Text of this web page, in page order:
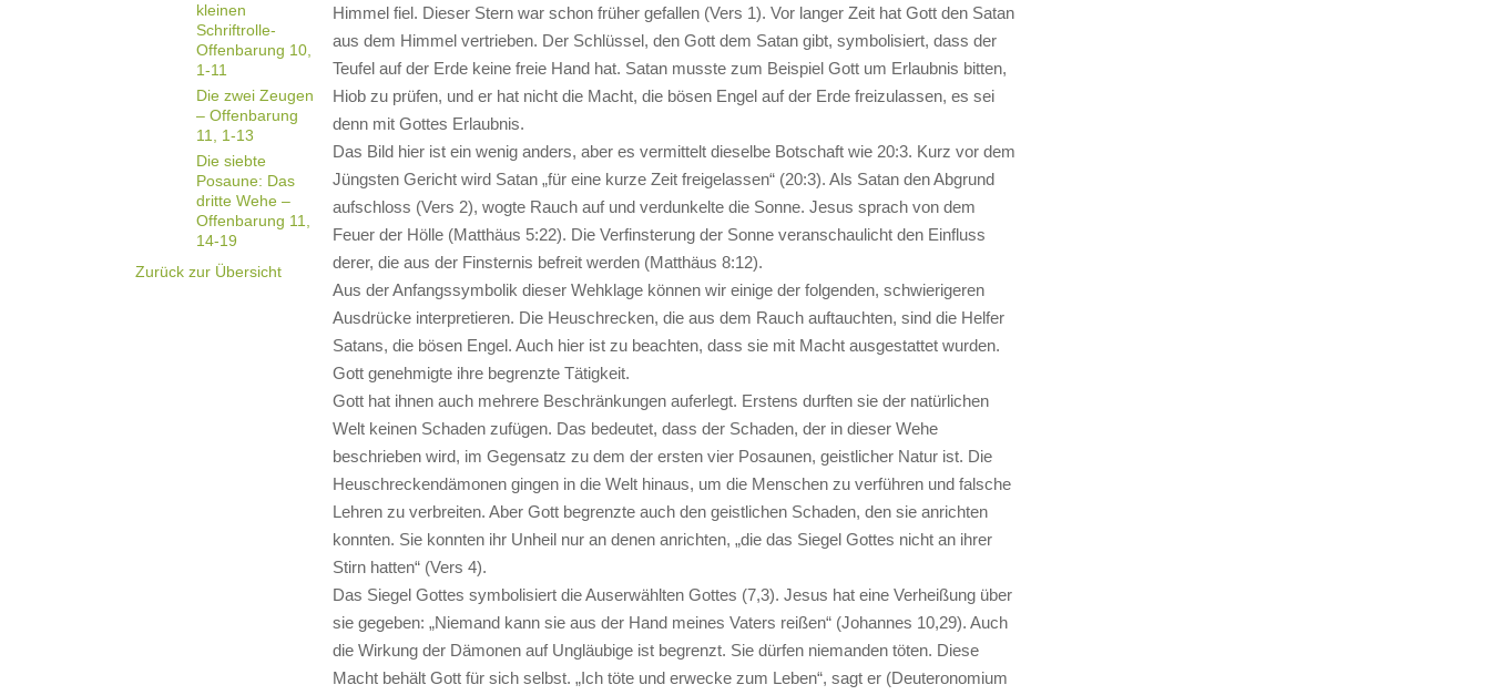
kleinen
Schriftrolle-
Offenbarung 10,
1-11
Die zwei Zeugen
– Offenbarung
11, 1-13
Die siebte
Posaune: Das
dritte Wehe –
Offenbarung 11,
14-19
Zurück zur Übersicht
Himmel fiel. Dieser Stern war schon früher gefallen (Vers 1). Vor langer Zeit hat Gott den Satan
aus dem Himmel vertrieben. Der Schlüssel, den Gott dem Satan gibt, symbolisiert, dass der
Teufel auf der Erde keine freie Hand hat. Satan musste zum Beispiel Gott um Erlaubnis bitten,
Hiob zu prüfen, und er hat nicht die Macht, die bösen Engel auf der Erde freizulassen, es sei
denn mit Gottes Erlaubnis.
Das Bild hier ist ein wenig anders, aber es vermittelt dieselbe Botschaft wie 20:3. Kurz vor dem
Jüngsten Gericht wird Satan „für eine kurze Zeit freigelassen“ (20:3). Als Satan den Abgrund
aufschloss (Vers 2), wogte Rauch auf und verdunkelte die Sonne. Jesus sprach von dem
Feuer der Hölle (Matthäus 5:22). Die Verfinsterung der Sonne veranschaulicht den Einfluss
derer, die aus der Finsternis befreit werden (Matthäus 8:12).
Aus der Anfangssymbolik dieser Wehklage können wir einige der folgenden, schwierigeren
Ausdrücke interpretieren. Die Heuschrecken, die aus dem Rauch auftauchten, sind die Helfer
Satans, die bösen Engel. Auch hier ist zu beachten, dass sie mit Macht ausgestattet wurden.
Gott genehmigte ihre begrenzte Tätigkeit.
Gott hat ihnen auch mehrere Beschränkungen auferlegt. Erstens durften sie der natürlichen
Welt keinen Schaden zufügen. Das bedeutet, dass der Schaden, der in dieser Wehe
beschrieben wird, im Gegensatz zu dem der ersten vier Posaunen, geistlicher Natur ist. Die
Heuschreckendämonen gingen in die Welt hinaus, um die Menschen zu verführen und falsche
Lehren zu verbreiten. Aber Gott begrenzte auch den geistlichen Schaden, den sie anrichten
konnten. Sie konnten ihr Unheil nur an denen anrichten, „die das Siegel Gottes nicht an ihrer
Stirn hatten“ (Vers 4).
Das Siegel Gottes symbolisiert die Auserwählten Gottes (7,3). Jesus hat eine Verheißung über
sie gegeben: „Niemand kann sie aus der Hand meines Vaters reißen“ (Johannes 10,29). Auch
die Wirkung der Dämonen auf Ungläubige ist begrenzt. Sie dürfen niemanden töten. Diese
Macht behält Gott für sich selbst. „Ich töte und erwecke zum Leben“, sagt er (Deuteronomium